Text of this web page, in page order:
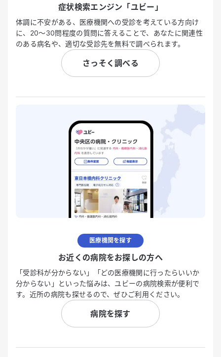
症状検索エンジン「ユビー」
体調に不安がある、医療機関への受診を考えている方向け
に、20〜30問程度の質問に答えることで、あなたに関連性
のある病名や、適切な受診先を無料で調べられます。
さっそく調べる
医療機関を探す
お近くの病院をお探しの方へ
「受診科が分からない」「どの医療機関に行ったらいいか
分からない」といった悩みは、ユビーの病院検索が便利で
す。近所の病院も探せるので、ぜひご利用ください。
病院を探す